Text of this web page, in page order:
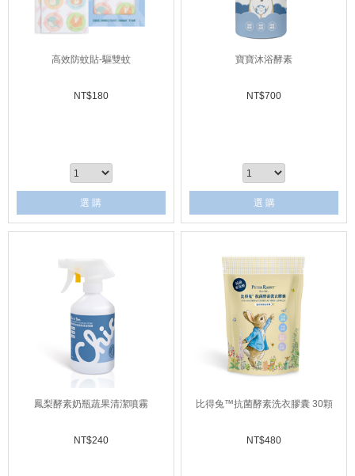
高效防蚊貼-驅雙蚊
NT$180
選 購
寶寶沐浴酵素
NT$700
選 購
鳳梨酵素奶瓶蔬果清潔噴霧
NT$240
比得兔™抗菌酵素洗衣膠囊 30顆
NT$480